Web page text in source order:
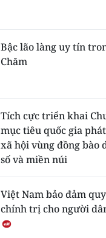
Bậc lão làng uy tín
Chăm
Tích cực triển khai
mục tiêu quốc gia
xã hội vùng đồng bào
số và miền núi
Việt Nam bảo đảm
chính trị cho người